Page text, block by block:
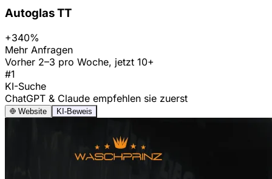
Autoglas TT
+340%
Mehr Anfragen
Vorher 2–3 pro Woche, jetzt 10+
#1
KI-Suche
ChatGPT & Claude empfehlen sie zuerst
Website KI-Beweis